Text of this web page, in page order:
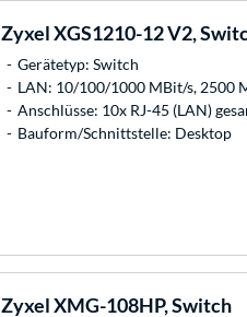
ZyxelXGS1210-12 V2,
Gerätetyp: Switch
LAN: 10/100/1000 MBit/s, 2500
Anschlüsse: 10x RJ-45 (LAN)
Bauform/Schnittstelle: Desktop
ZyxelXMG-108HP, Switch